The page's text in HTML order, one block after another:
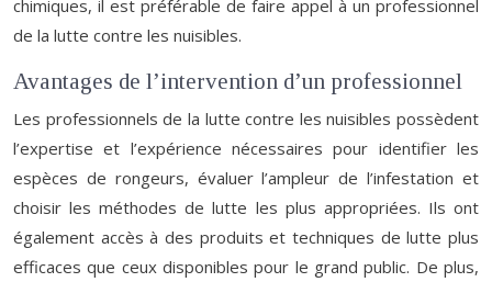
chimiques, il est préférable de faire appel à un professionnel
de la lutte contre les nuisibles.
Avantages de l’intervention d’un professionnel
Les professionnels de la lutte contre les nuisibles possèdent
l’expertise et l’expérience nécessaires pour identifier les
espèces de rongeurs, évaluer l’ampleur de l’infestation et
choisir les méthodes de lutte les plus appropriées. Ils ont
également accès à des produits et techniques de lutte plus
efficaces que ceux disponibles pour le grand public. De plus,